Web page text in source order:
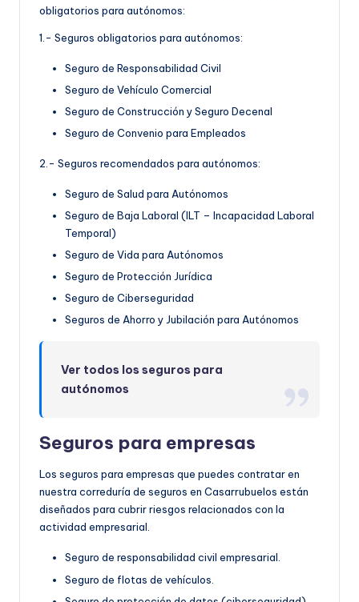
obligatorios para autónomos:
1.- Seguros obligatorios para autónomos:
Seguro de Responsabilidad Civil
Seguro de Vehículo Comercial
Seguro de Construcción y Seguro Decenal
Seguro de Convenio para Empleados
2.- Seguros recomendados para autónomos:
Seguro de Salud para Autónomos
Seguro de Baja Laboral (ILT – Incapacidad Laboral
Temporal)
Seguro de Vida para Autónomos
Seguro de Protección Jurídica
Seguro de Ciberseguridad
Seguros de Ahorro y Jubilación para Autónomos
Ver todos los seguros para
autónomos
Seguros para empresas
Los seguros para empresas que puedes contratar en
nuestra correduría de seguros en Casarrubuelos están
diseñados para cubrir riesgos relacionados con la
actividad empresarial.
Seguro de responsabilidad civil empresarial.
Seguro de flotas de vehículos.